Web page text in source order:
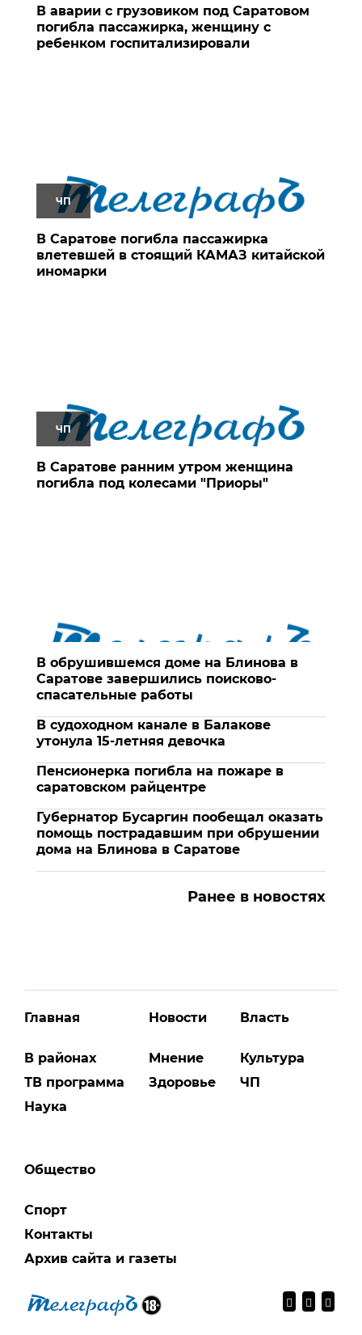
В аварии с грузовиком под Саратовом
погибла пассажирка, женщину с
ребенком госпитализировали
ЧП
В Саратове погибла пассажирка
влетевшей в стоящий КАМАЗ китайской
иномарки
ЧП
В Саратове ранним утром женщина
погибла под колесами "Приоры"
В обрушившемся доме на Блинова в
Саратове завершились поисково-
спасательные работы
В судоходном канале в Балакове
утонула 15-летняя девочка
Пенсионерка погибла на пожаре в
саратовском райцентре
Губернатор Бусаргин пообещал оказать
помощь пострадавшим при обрушении
дома на Блинова в Саратове
Ранее в новостях
Главная
В районах
ТВ программа
Наука
Новости
Мнение
Здоровье
Власть
Культура
ЧП
Общество
Спорт
Контакты
Архив сайта и газеты